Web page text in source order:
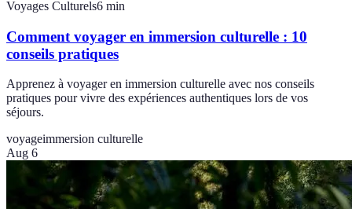
Voyages Culturels6 min
Comment voyager en immersion culturelle : 10
conseils pratiques
Apprenez à voyager en immersion culturelle avec nos conseils
pratiques pour vivre des expériences authentiques lors de vos
séjours.
voyageimmersion culturelle
Aug 6